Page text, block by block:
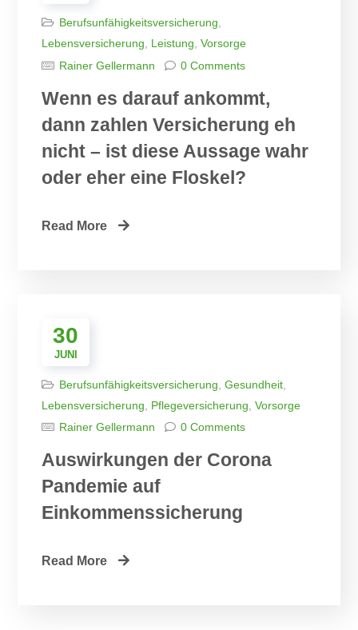
Berufsunfähigkeitsversicherung,
Lebensversicherung, Leistung,Vorsorge
Rainer Gellermann
0 Comments
Wenn es darauf ankommt,
dann zahlen Versicherung eh
nicht – ist diese Aussage wahr
oder eher eine Floskel?
Read More
30
JUNI
Berufsunfähigkeitsversicherung ,Gesundheit
Lebensversicherung
Pflegeversicherung ,Vorsorge
Rainer Gellermann
0 Comments
Auswirkungen der Corona
Pandemie auf
Einkommenssicherung
Read More